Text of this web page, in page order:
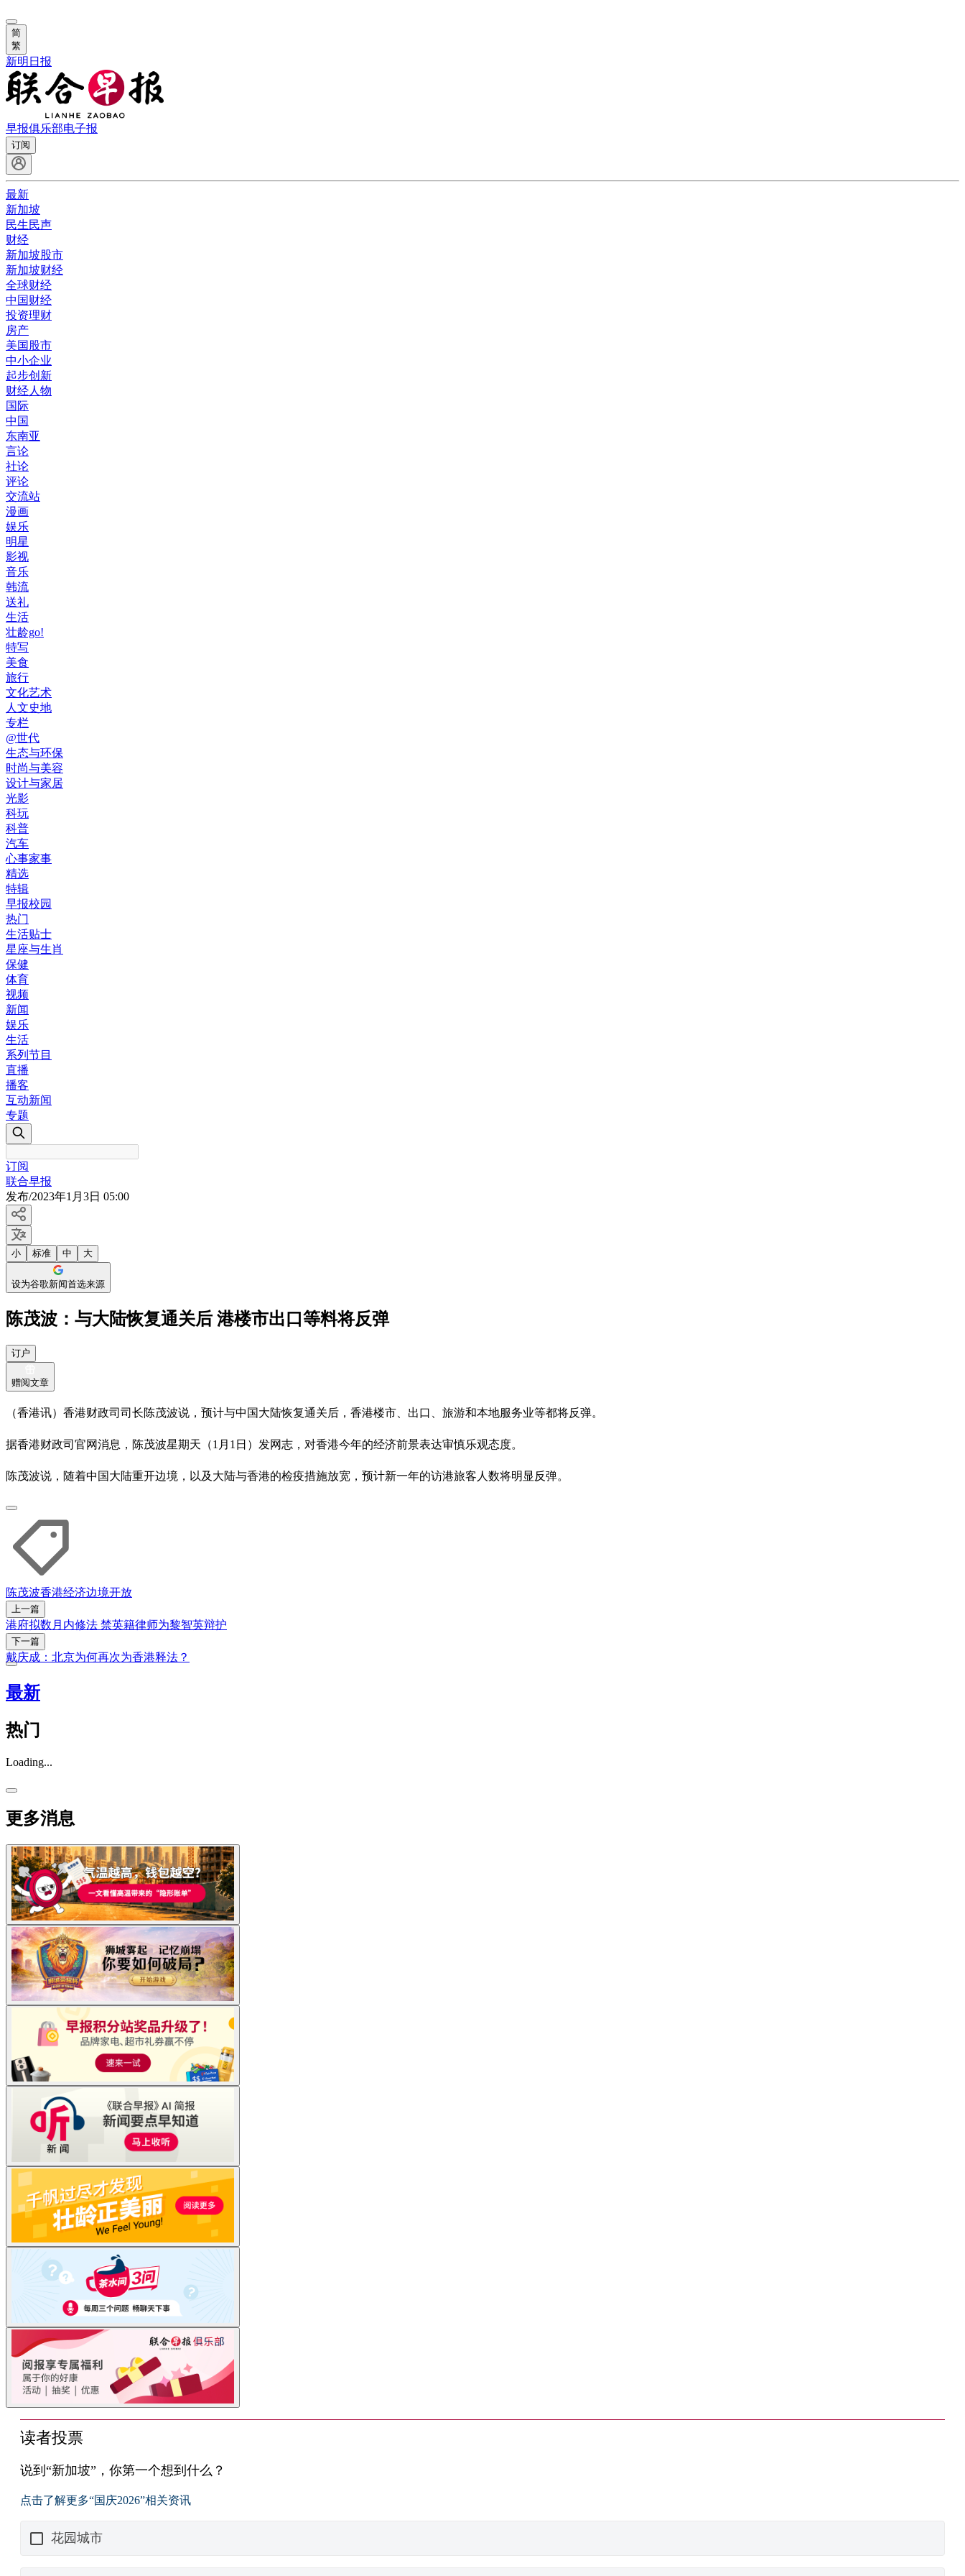
简
繁
新明日报
早报俱乐部电子报
订阅
最新
新加坡
民生民声
财经
新加坡股市
新加坡财经
全球财经
中国财经
投资理财
房产
美国股市
中小企业
起步创新
财经人物
国际
中国
东南亚
言论
社论
评论
交流站
漫画
娱乐
明星
影视
音乐
韩流
送礼
生活
壮龄go!
特写
美食
旅行
文化艺术
人文史地
专栏
@世代
生态与环保
时尚与美容
设计与家居
光影
科玩
科普
汽车
心事家事
精选
特辑
早报校园
热门
生活贴士
星座与生肖
保健
体育
视频
新闻
娱乐
生活
系列节目
直播
播客
互动新闻
专题
订阅
联合早报
发布/2023年1月3日 05:00
小 标准 中 大
设为谷歌新闻首选来源
陈茂波：与大陆恢复通关后 港楼市出口等料将反弹
订户
赠阅文章
（香港讯）香港财政司司长陈茂波说，预计与中国大陆恢复通关后，香港楼市、出口、旅游和本地服务业等都将反弹。
据香港财政司官网消息，陈茂波星期天（1月1日）发网志，对香港今年的经济前景表达审慎乐观态度。
陈茂波说，随着中国大陆重开边境，以及大陆与香港的检疫措施放宽，预计新一年的访港旅客人数将明显反弹。
陈茂波香港经济边境开放
上一篇
港府拟数月内修法 禁英籍律师为黎智英辩护
下一篇
戴庆成：北京为何再次为香港释法？
最新
热门
Loading...
更多消息